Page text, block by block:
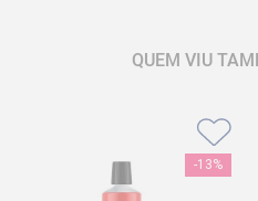
QUEM VIU
-13%